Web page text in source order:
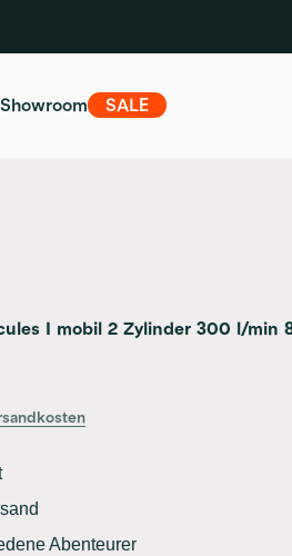
Showroom SALE
I mobil 2 Zylinder 300 l/min
Abenteurer